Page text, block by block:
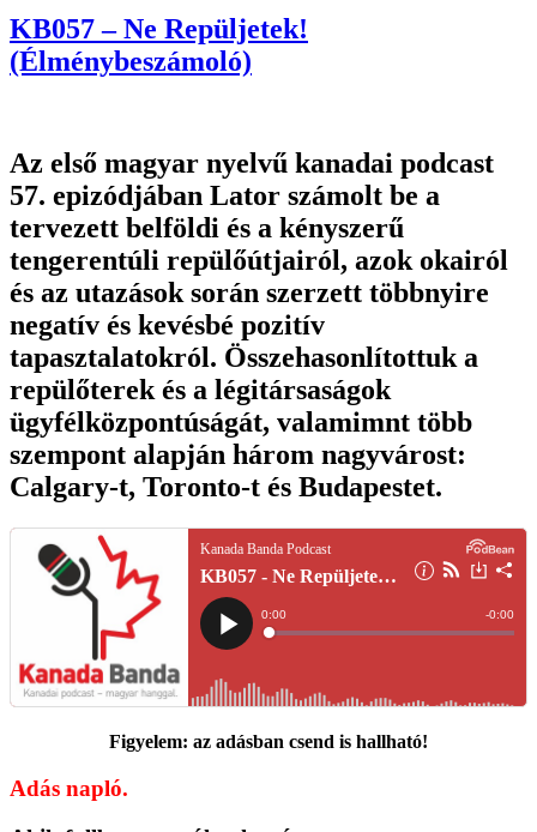
KB057 – Ne Repüljetek!
(Élménybeszámoló)
Az első magyar nyelvű kanadai podcast
57. epizódjában Lator számolt be a
tervezett belföldi és a kényszerű
tengerentúli repülőútjairól, azok okairól
és az utazások során szerzett többnyire
negatív és kevésbé pozitív
tapasztalatokról. Összehasonlítottuk a
repülőterek és a légitársaságok
ügyfélközpontúságát, valamimnt több
szempont alapján három nagyvárost:
Calgary-t, Toronto-t és Budapestet.
Figyelem: az adásban csend is hallható!
Adás napló.